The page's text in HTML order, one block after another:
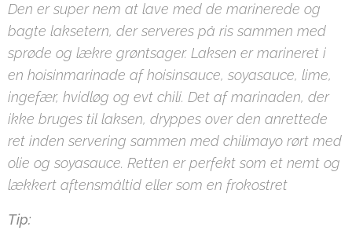
Den er super nem at lave med de marinerede og
bagte laksetern, der serveres på ris sammen med
sprøde og lækre grøntsager. Laksen er marineret i
en hoisinmarinade af hoisinsauce, soyasauce, lime,
ingefær, hvidløg og evt chili. Det af marinaden, der
ikke bruges til laksen, dryppes over den anrettede
ret inden servering sammen med chilimayo rørt med
olie og soyasauce. Retten er perfekt som et nemt og
lækkert aftensmåltid eller som en frokostret
Tip: